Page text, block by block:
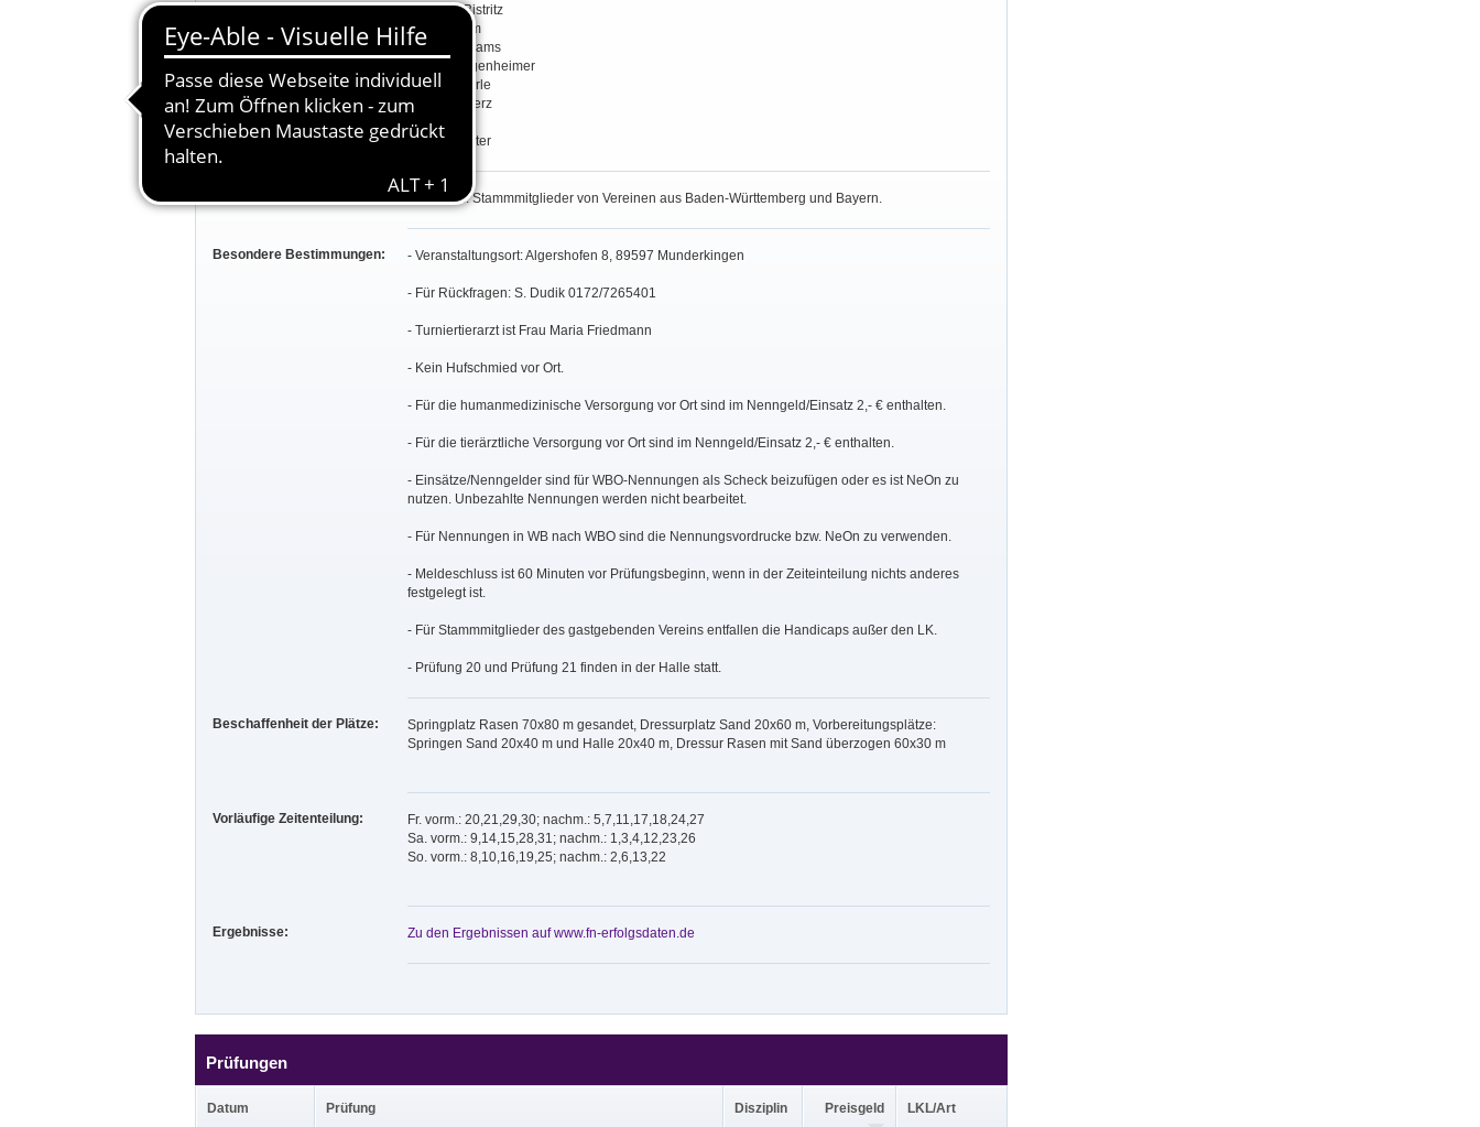
Richter:
Deborah Bistritz
Ulrike Böhm
Andreas Grams
Jürgen Hagenheimer
Günther Karle
Heidi Lebherz
Heidi Linz
Stefan Tröster
Prfg. 1-31: Stammmitglieder von Vereinen aus Baden-Württemberg und Bayern.
Besondere Bestimmungen: - Veranstaltungsort: Algershofen 8, 89597 Munderkingen
- Für Rückfragen: S. Dudik 0172/7265401
- Turniertierarzt ist Frau Maria Friedmann
- Kein Hufschmied vor Ort.
- Für die humanmedizinische Versorgung vor Ort sind im Nenngeld/Einsatz 2,- € enthalten.
- Für die tierärztliche Versorgung vor Ort sind im Nenngeld/Einsatz 2,- € enthalten.
- Einsätze/Nenngelder sind für WBO-Nennungen als Scheck beizufügen oder es ist NeOn zu
nutzen. Unbezahlte Nennungen werden nicht bearbeitet.
- Für Nennungen in WB nach WBO sind die Nennungsvordrucke bzw. NeOn zu verwenden.
- Meldeschluss ist 60 Minuten vor Prüfungsbeginn, wenn in der Zeiteinteilung nichts anderes
festgelegt ist.
- Für Stammmitglieder des gastgebenden Vereins entfallen die Handicaps außer den LK.
- Prüfung 20 und Prüfung 21 finden in der Halle statt.
Beschaffenheit der Plätze:
Springplatz Rasen 70x80 m gesandet, Dressurplatz Sand 20x60 m, Vorbereitungsplätze:
Springen Sand 20x40 m und Halle 20x40 m, Dressur Rasen mit Sand überzogen 60x30 m
Vorläufige Zeitenteilung:
Fr. vorm.: 20,21,29,30; nachm.: 5,7,11,17,18,24,27
Sa. vorm.: 9,14,15,28,31; nachm.: 1,3,4,12,23,26
So. vorm.: 8,10,16,19,25; nachm.: 2,6,13,22
Ergebnisse: Zu den Ergebnissen auf www.fn-erfolgsdaten.de
Prüfungen
Datum Prüfung Disziplin Preisgeld LKL/Art